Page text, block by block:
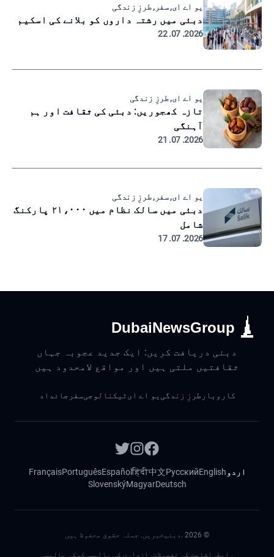
یو اے ای, سفر, طرزِ زندگی
دبئی میں رشتہ داروں کو بلانے کی اسکیم
2026. 07. 22
یو اے ای, طرزِ زندگی
تازہ کھجوریں: دبئی کی ثقافت اور ہم
آہنگی
2026. 07. 21
یو اے ای, سفر, طرزِ زندگی
دبئی میں سالک نظام میں ۲۱،۰۰۰ پارکنگ
شامل
2026. 07. 17
DubaiNewsGroup
دبئی دریافت کریں: ایک جدید عجوبہ جہاں
ثقافتیں ملتی ہیں اور مواقع لامحدود ہیں
کاروبار طرزِ زندگی یو اے ایٹیکنالوجیسفر جائداد
اردو English
Русский
中文
हिंदी
Español
Português
Français
Deutsch
Magyar
Slovenský
©
2026 .دبئیخبریں. جملہ حقوق محفوظ ہیں
رابطہ اشاعت کی تفصیلاترازداری کی پالیسیکوکی پالیسی